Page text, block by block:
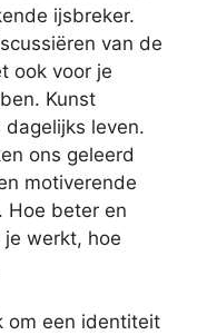
ijsbreker.
van de
ook voor je
Kunst
leven.
ons geleerd
motiverende
Hoe beter en
werkt, hoe
om een identiteit